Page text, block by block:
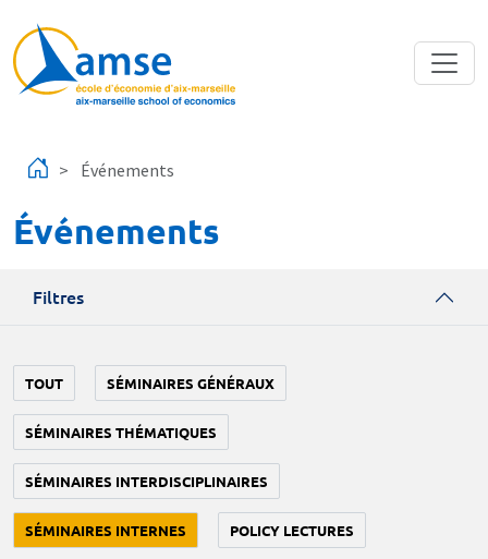
Événements
Événements
Filtres
TOUT SÉMINAIRES GÉNÉRAUX
SÉMINAIRES THÉMATIQUES
SÉMINAIRES INTERDISCIPLINAIRES
SÉMINAIRES INTERNES POLICY LECTURES